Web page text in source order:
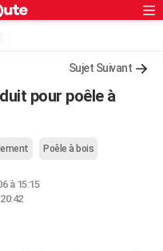
Sujet Suivant
pour poêle à
Poêle à bois
à 15:15